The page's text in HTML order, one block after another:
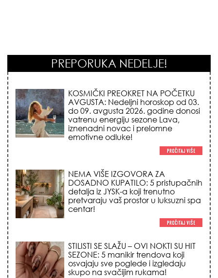
PREPORUKA NEDELJE!
KOSMIČKI PREOKRET NA POČETKU
AVGUSTA: Nedeljni horoskop od 03.
do 09. avgusta 2026. godine donosi
vatrenu energiju sezone Lava,
iznenadni novac i prelomne
emotivne odluke!
NEMA VIŠE IZGOVORA ZA
DOSADNO KUPATILO: 5 pristupačnih
detalja iz JYSK-a koji trenutno
pretvaraju vaš prostor u luksuzni spa
centar!
STILISTI SE SLAŽU – OVI NOKTI SU HIT
SEZONE: 5 manikir trendova koji
osvajaju sve poglede i izgledaju
skupo na svačijim rukama!